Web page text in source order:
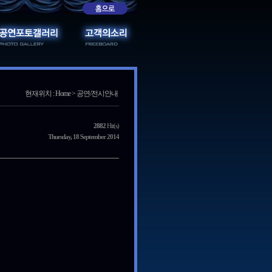
현재위치 : Home > 공연/전시안내
2882Hit(s)
Thursday, 18 September 2014